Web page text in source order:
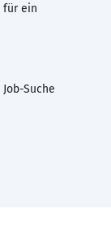
für ein
Suche